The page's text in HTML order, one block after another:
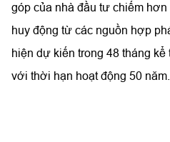
góp của nhà đầu tư chiếm
huy động từ các nguồn hợp
hiện dự kiến trong 48 tháng
với thời hạn hoạt động 50 năm.